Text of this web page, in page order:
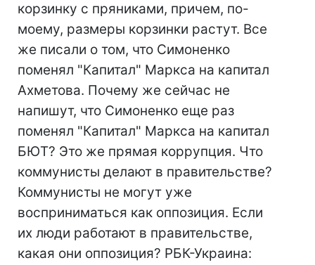
корзинку с пряниками, причем, по-
моему, размеры корзинки растут. Все
же писали о том, что Симоненко
поменял "Капитал" Маркса на капитал
Ахметова. Почему же сейчас не
напишут, что Симоненко еще раз
поменял "Капитал" Маркса на капитал
БЮТ? Это же прямая коррупция. Что
коммунисты делают в правительстве?
Коммунисты не могут уже
восприниматься как оппозиция. Если
их люди работают в правительстве,
какая они оппозиция? РБК-Украина: